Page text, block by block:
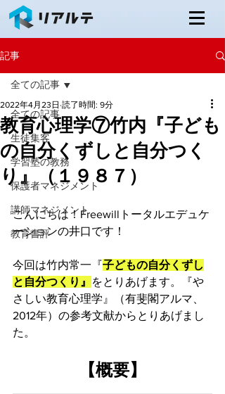
記事
全ての記事
生徒集客
学習塾の教務
保護者マネジメント
講師マネジメント
教育書評
全ての記事
教育心理学⑦竹内『子ども
の自分くずしと自分つく
り』（１９８７）
2022年4月23日 読了時間: 9分
こんにちは！Freewillトータルエデュケ
ーションの井口です！
今回は竹内常一『子どもの自分くずし
と自分つくり』
をとりあげます。『や
さしい教育心理学』（有斐閣アルマ、
2012年）の参考文献からとりあげまし
た。
【概要】